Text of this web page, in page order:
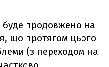
продовжено на
що протягом цього
(з переходом на